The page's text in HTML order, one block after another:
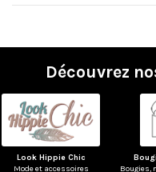
Découvrez
Look Hippie Chic
Mode et accessoires
Bougies,